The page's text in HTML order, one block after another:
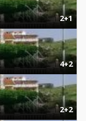
2+1
4+2
2+2